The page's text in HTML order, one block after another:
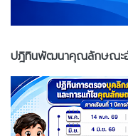
ปฎิทินพัฒนาคุณลักษณะ